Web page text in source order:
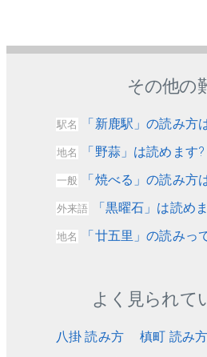
その他の
駅名 「新鹿駅」の読み方
地名 「野蒜」は読めます?
一般 「焼べる」の読み方
外来語 「黒曜石」は読め
地名 「廿五里」の読みっ
よく見られて
八掛 読み方 槙町 読み方